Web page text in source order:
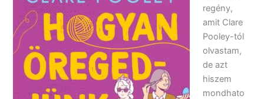
regény,
amit Clare
Pooley-tól
olvastam,
de azt
hiszem
mondhato